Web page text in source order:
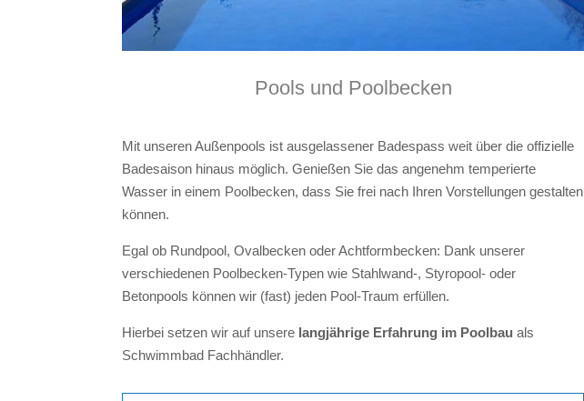
Pools und Poolbecken
Mit unseren Außenpools ist ausgelassener Badespass weit über die offizielle
Badesaison hinaus möglich. Genießen Sie das angenehm temperierte
Wasser in einem Poolbecken, dass Sie frei nach Ihren Vorstellungen gestalten
können.
Egal ob Rundpool, Ovalbecken oder Achtformbecken: Dank unserer
verschiedenen Poolbecken-Typen wie Stahlwand-, Styropool- oder
Betonpools können wir (fast) jeden Pool-Traum erfüllen.
Hierbei setzen wir auf unsere langjährige Erfahrung im Poolbau als
Schwimmbad Fachhändler.